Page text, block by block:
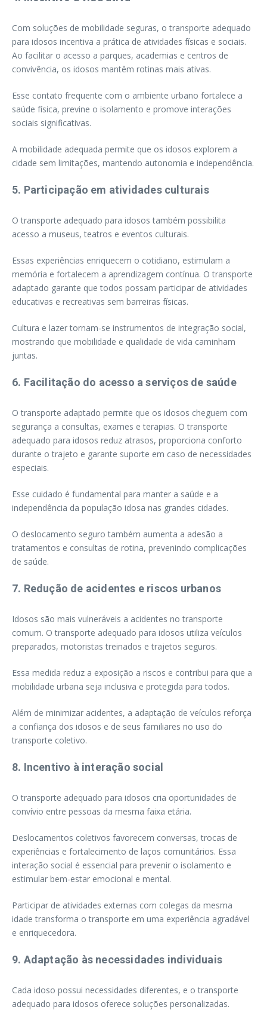
Com soluções de mobilidade seguras, o transporte adequado
para idosos incentiva a prática de atividades físicas e sociais.
Ao facilitar o acesso a parques, academias e centros de
convivência, os idosos mantêm rotinas mais ativas.
Esse contato frequente com o ambiente urbano fortalece a
saúde física, previne o isolamento e promove interações
sociais significativas.
A mobilidade adequada permite que os idosos explorem a
cidade sem limitações, mantendo autonomia e independência.
5. Participação em atividades culturais
O transporte adequado para idosos também possibilita
acesso a museus, teatros e eventos culturais.
Essas experiências enriquecem o cotidiano, estimulam a
memória e fortalecem a aprendizagem contínua. O transporte
adaptado garante que todos possam participar de atividades
educativas e recreativas sem barreiras físicas.
Cultura e lazer tornam-se instrumentos de integração social,
mostrando que mobilidade e qualidade de vida caminham
juntas.
6. Facilitação do acesso a serviços de saúde
O transporte adaptado permite que os idosos cheguem com
segurança a consultas, exames e terapias. O transporte
adequado para idosos reduz atrasos, proporciona conforto
durante o trajeto e garante suporte em caso de necessidades
especiais.
Esse cuidado é fundamental para manter a saúde e a
independência da população idosa nas grandes cidades.
O deslocamento seguro também aumenta a adesão a
tratamentos e consultas de rotina, prevenindo complicações
de saúde.
7. Redução de acidentes e riscos urbanos
Idosos são mais vulneráveis a acidentes no transporte
comum. O transporte adequado para idosos utiliza veículos
preparados, motoristas treinados e trajetos seguros.
Essa medida reduz a exposição a riscos e contribui para que a
mobilidade urbana seja inclusiva e protegida para todos.
Além de minimizar acidentes, a adaptação de veículos reforça
a confiança dos idosos e de seus familiares no uso do
transporte coletivo.
8. Incentivo à interação social
O transporte adequado para idosos cria oportunidades de
convívio entre pessoas da mesma faixa etária.
Deslocamentos coletivos favorecem conversas, trocas de
experiências e fortalecimento de laços comunitários. Essa
interação social é essencial para prevenir o isolamento e
estimular bem-estar emocional e mental.
Participar de atividades externas com colegas da mesma
idade transforma o transporte em uma experiência agradável
e enriquecedora.
9. Adaptação às necessidades individuais
Cada idoso possui necessidades diferentes, e o transporte
adequado para idosos oferece soluções personalizadas.